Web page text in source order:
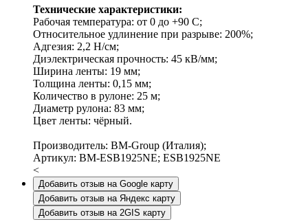
Технические характеристики:
Рабочая температура: от 0 до +90 С;
Относительное удлинение при разрыве: 200%;
Адгезия: 2,2 Н/см;
Диэлектрическая прочность: 45 кВ/мм;
Ширина ленты: 19 мм;
Толщина ленты: 0,15 мм;
Количество в рулоне: 25 м;
Диаметр рулона: 83 мм;
Цвет ленты: чёрный.
Производитель: BM-Group (Италия);
Артикул: BM-ESB1925NE; ESB1925NE
<
Добавить отзыв на Google карту
Добавить отзыв на Яндекс карту
Добавить отзыв на 2GIS карту